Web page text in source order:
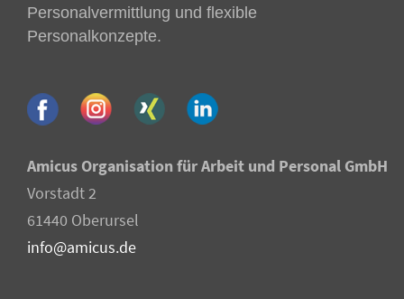
Personalvermittlung und flexible
Personalkonzepte.
Amicus Organisation für Arbeit und Personal GmbH
Vorstadt 2
61440 Oberursel
info@amicus.de